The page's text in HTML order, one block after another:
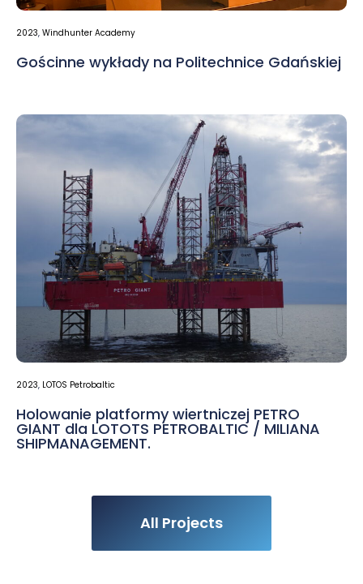
2023, Windhunter Academy
Gościnne wykłady na Politechnice Gdańskiej
2023, LOTOS Petrobaltic
Holowanie platformy wiertniczej PETRO
GIANT dla LOTOTS PETROBALTIC / MILIANA
SHIPMANAGEMENT.
All Projects